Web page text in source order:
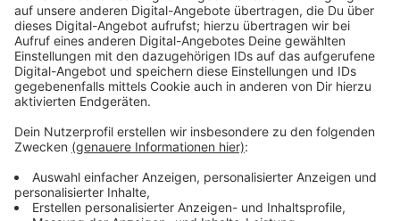
Löscharbeiten kurzzeitig gesperrt.
Anzeige
Unfallursache noch unklar
Anzeige
Die Polizei hat die Ermittlungen aufgenommen, warum